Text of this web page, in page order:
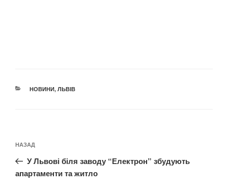
КАТЕГОРІЇ
НОВИНИ, ЛЬВІВ
записів
Попередній
запис:
НАЗАД
У Львові біля заводу “Електрон” збудують
апартаменти та житло